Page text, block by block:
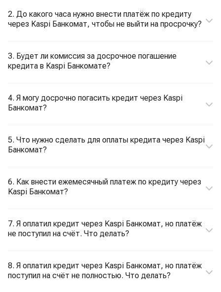
2. До какого часа нужно внести платёж по кредиту
через Kaspi Банкомат, чтобы не выйти на просрочку?
3. Будет ли комиссия за досрочное погашение
кредита в Kaspi Банкомате?
4. Я могу досрочно погасить кредит через Kaspi
Банкомат?
5. Что нужно сделать для оплаты кредита через Kaspi
Банкомат?
6. Как внести ежемесячный платеж по кредиту через
Kaspi Банкомат?
7. Я оплатил кредит через Kaspi Банкомат, но платёж
не поступил на счёт. Что делать?
8. Я оплатил кредит через Kaspi Банкомат, но платёж
поступил на счёт не полностью. Что делать?